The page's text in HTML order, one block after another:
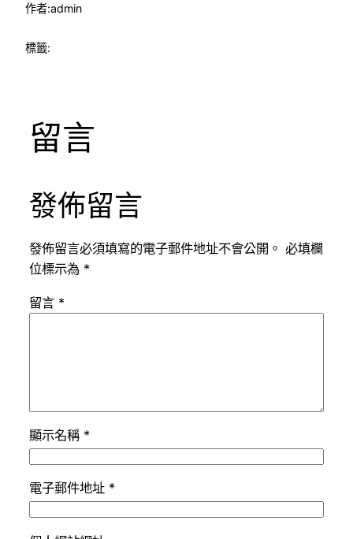
作者:admin
標籤:
留言
發佈留言
發佈留言必須填寫的電子郵件地址不會公開。 必填欄
位標示為 *
留言 *
顯示名稱 *
電子郵件地址 *